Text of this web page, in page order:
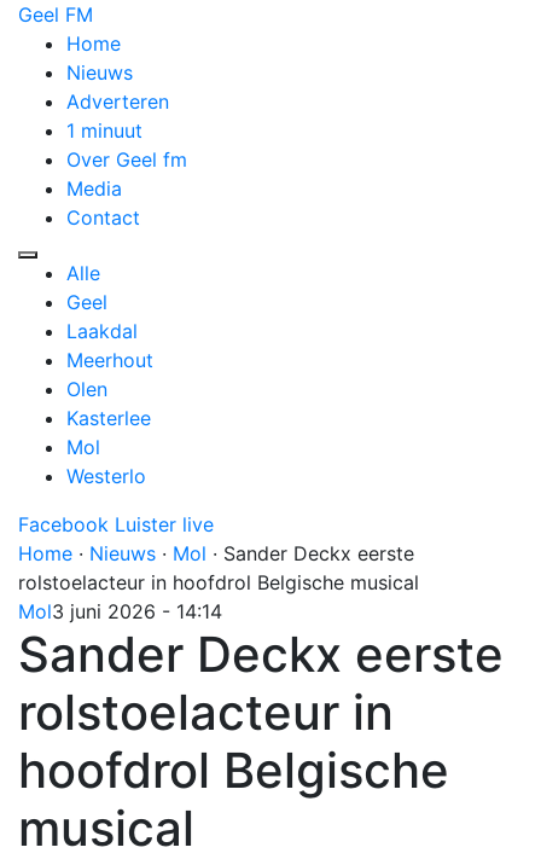
Geel FM
Home
Nieuws
Adverteren
1 minuut
Over Geel fm
Media
Contact
Alle
Geel
Laakdal
Meerhout
Olen
Kasterlee
Mol
Westerlo
Facebook Luister live
Home · Nieuws · Mol · Sander Deckx eerste
rolstoelacteur in hoofdrol Belgische musical
Mol3 juni 2026 - 14:14
Sander Deckx eerste
rolstoelacteur in
hoofdrol Belgische
musical